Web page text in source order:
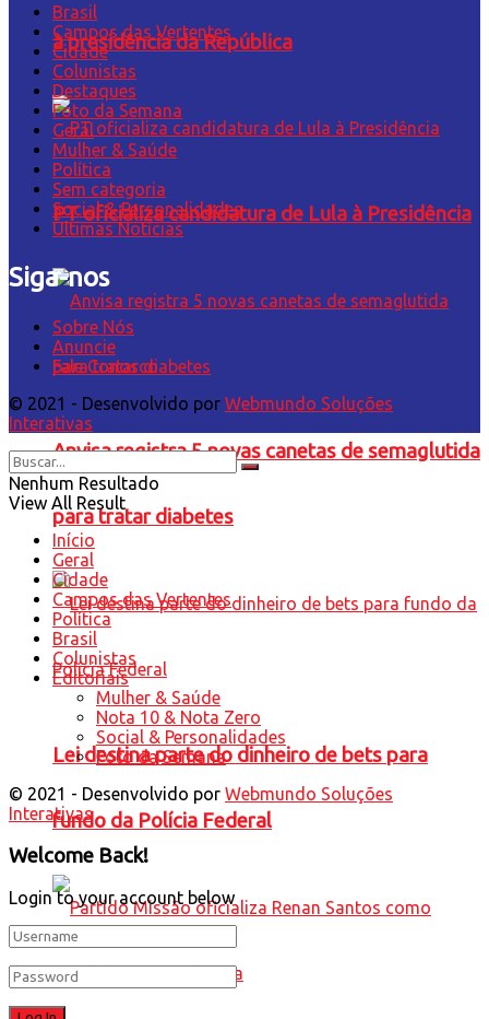
à presidência da República
PT oficializa candidatura de Lula à Presidência
Anvisa registra 5 novas canetas de semaglutida
para tratar diabetes
Lei destina parte do dinheiro de bets para
fundo da Polícia Federal
Brasil
Campos das Vertentes
Cidade
Colunistas
Destaques
Foto da Semana
Geral
Mulher & Saúde
Política
Sem categoria
Social & Personalidades
Últimas Notícias
Siga-nos
Sobre Nós
Anuncie
Fale Conosco
© 2021 - Desenvolvido por Webmundo Soluções
Interativas
Nenhum Resultado
View All Result
Início
Geral
Cidade
Campos das Vertentes
Política
Brasil
Colunistas
Editoriais
Mulher & Saúde
Nota 10 & Nota Zero
Social & Personalidades
Foto da Semana
© 2021 - Desenvolvido por Webmundo Soluções
Interativas
Welcome Back!
Login to your account below